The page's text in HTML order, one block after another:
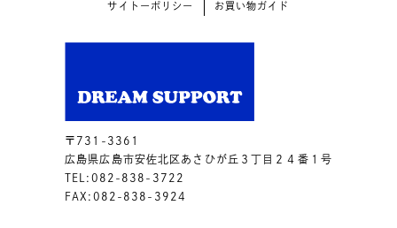
サイトーポリシー お買い物ガイド
〒731-3361
広島県広島市安佐北区あさひが丘３丁目２４番１号
TEL:082-838-3722
FAX:082-838-3924